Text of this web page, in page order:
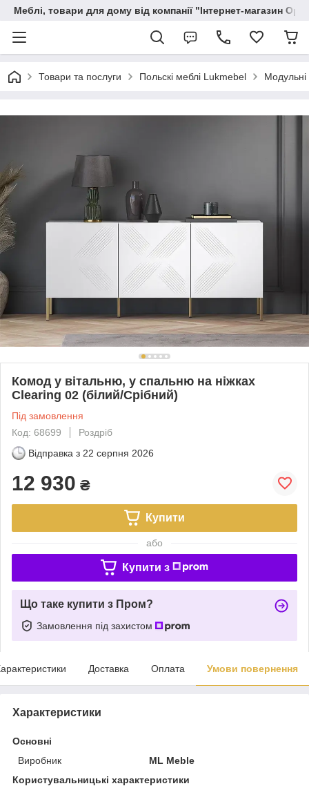
Меблі, товари для дому від компанії "Інтернет-магазин
Товари та послуги Польскі меблі Lukmebel
Комод у вітальню, у спальню на ніжках
Clearing 02 (білий/Срібний)
Під замовлення
Код: 68699
Роздріб
Відправка з 22 серпня 2026
12 930 ₴
Купити
або
Купити з
Що таке купити з Пром?
Замовлення під захистом
Доставка Оплата Умови повернення
Характеристики
Основні
Виробник
ML Meble
Користувальницькі характеристики